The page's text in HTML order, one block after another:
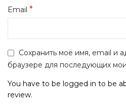
Email *
Сохранить моё имя, email и
браузере для последующих
You have to be logged in to be
review.